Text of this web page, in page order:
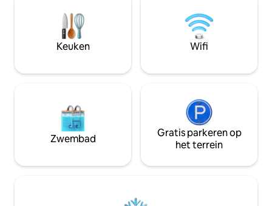
Museum (900 m) ?️ Inquisitiepaleis (900
m) ⚔️ Fort St. Angelo (1,6 km) ✈️
Luchthaven (5 km) Stuur me een bericht
om je te helpen bij het plannen van je
eerste verdieping
slaapbank voor
bedient alle
voor
Maltees verblijf
Keuken Wifi
Zwembad
Gratis parkeren op
het terrein